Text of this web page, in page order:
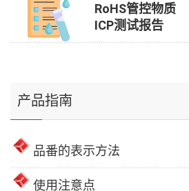
RoHS管控物质
ICP测试报告
产品指南
品番的表示方法
使用注意点